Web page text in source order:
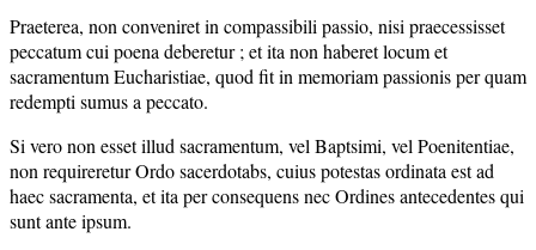
Praeterea, non conveniret in compassibili passio, nisi praecessisset
peccatum cui poena deberetur ; et ita non haberet locum et
sacramentum Eucharistiae, quod fit in memoriam passionis per quam
redempti sumus a peccato.
Si vero non esset illud sacramentum, vel Baptsimi, vel Poenitentiae,
non requireretur Ordo sacerdotabs, cuius potestas ordinata est ad
haec sacramenta, et ita per consequens nec Ordines antecedentes qui
sunt ante ipsum.